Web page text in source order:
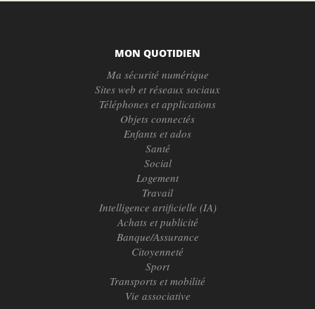
MON QUOTIDIEN
Ma sécurité numérique
Sites web et réseaux sociaux
Téléphones et applications
Objets connectés
Enfants et ados
Santé
Social
Logement
Travail
Intelligence artificielle (IA)
Achats et publicité
Banque/Assurance
Citoyenneté
Sport
Transports et mobilité
Vie associative